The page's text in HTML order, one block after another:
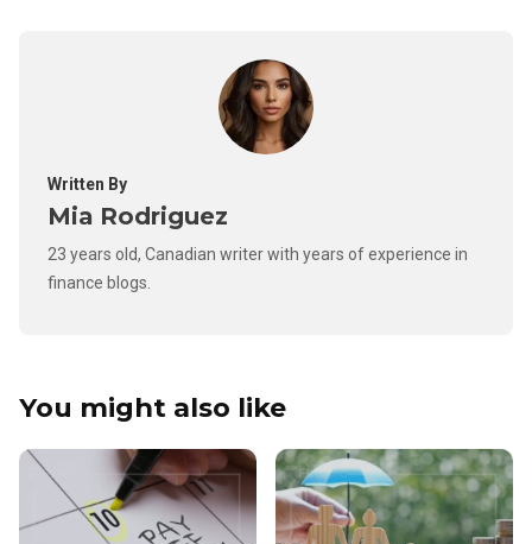
Written By
Mia Rodriguez
23 years old, Canadian writer with years of experience in
finance blogs.
You might also like